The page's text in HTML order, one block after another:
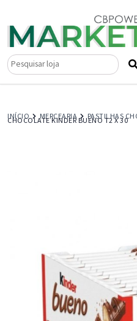
Pesquisar
INÍCIO MERCEARIA PASTILHAS
CHOCOLATE KINDER BUENO T2 X 30